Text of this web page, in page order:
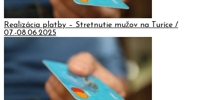
Realizácia platby – Stretnutie mužov na Turíce /
07.-08.06.2025